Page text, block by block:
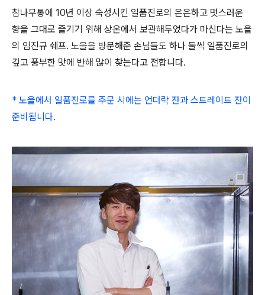
참나무통에 10년 이상 숙성시킨 일품진로의 은은하고 멋스러운
향을 그대로 즐기기 위해 상온에서 보관해두었다가 마신다는 노을
의 임진규 쉐프. 노을을 방문해준 손님들도 하나 둘씩 일품진로의
깊고 풍부한 맛에 반해 많이 찾는다고 전합니다.
* 노을에서 일품진로를 주문 시에는 언더락 잔과 스트레이트 잔이
준비됩니다.